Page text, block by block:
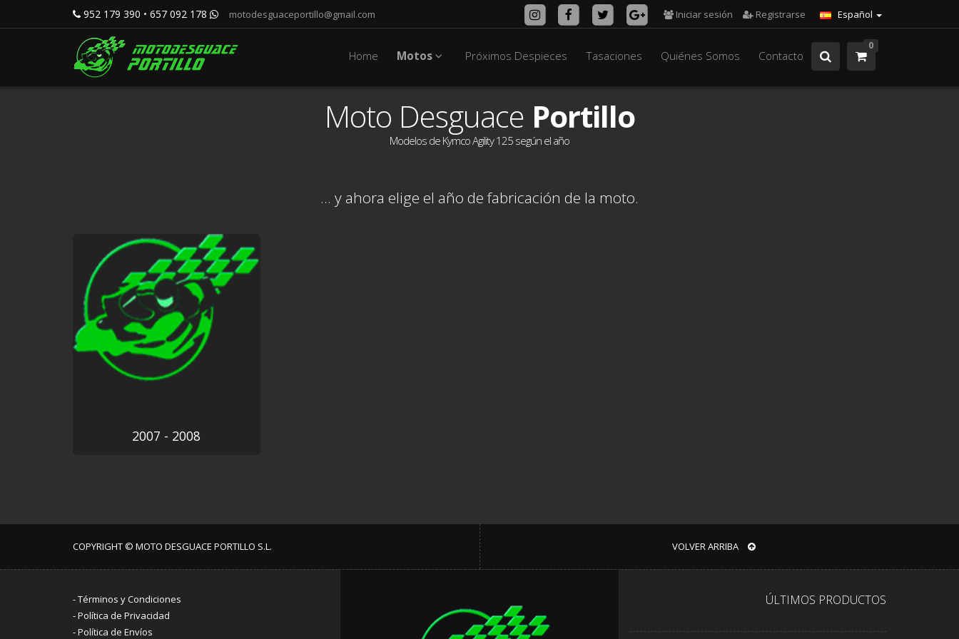
952 179 390 • 657 092 178 motodesguaceportillo@gmail.com Español
Iniciar sesión Registrarse
Home Motos Próximos Despieces Tasaciones Quiénes Somos Contacto
0
Moto Desguace Portillo
Modelos de Kymco Agility 125 según el año
... y ahora elige el año de fabricación de la moto.
2007 - 2008
COPYRIGHT © MOTO DESGUACE PORTILLO S.L. VOLVER ARRIBA
-Términos y Condiciones
-Política de Privacidad
-Política de Envíos
ÚLTIMOS PRODUCTOS